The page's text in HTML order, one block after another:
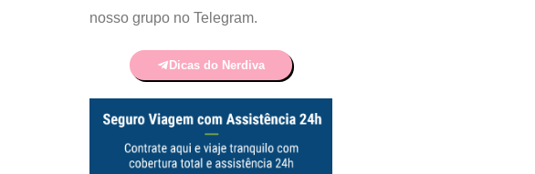
nosso grupo no Telegram.
Dicas do Nerdiva